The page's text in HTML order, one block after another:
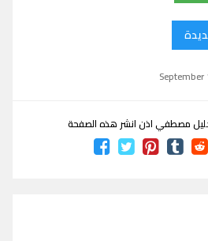
مصطفي اذن انشر هذه الصفحة